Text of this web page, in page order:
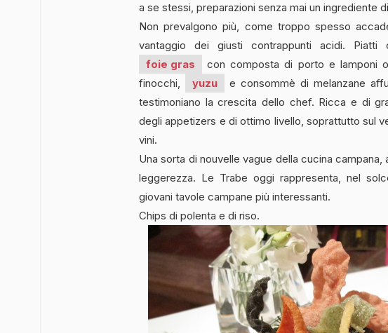
a se stessi, preparazioni senza mai un ingrediente
Non prevalgono più, come troppo spesso
vantaggio dei giusti contrappunti acidi.
foie gras
con composta di porto e lamponi
finocchi,
yuzu
e consommè di melanzane
testimoniano la crescita dello chef. Ricca e di
degli appetizers e di ottimo livello, soprattutto sul
vini.
Una sorta di nouvelle vague della cucina campana,
leggerezza. Le Trabe oggi rappresenta, nel
giovani tavole campane più interessanti.
Chips di polenta e di riso.